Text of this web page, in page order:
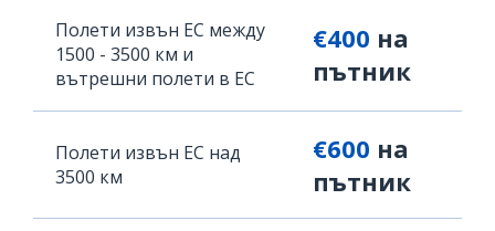
Полети извън ЕС между
1500 - 3500 км и
вътрешни полети в ЕС
€400 на
пътник
Полети извън ЕС над
3500 км
€600 на
пътник